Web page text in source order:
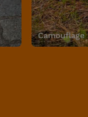
Camouflage